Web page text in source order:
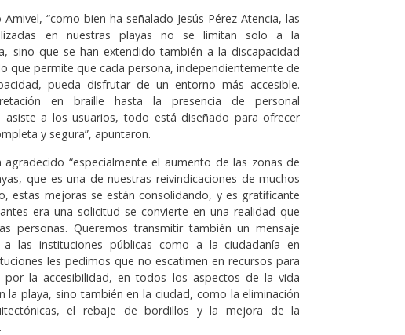
“como bien ha señalado Jesús Pérez Atencia, las
en nuestras playas no se limitan solo a la
sino que se han extendido también a la discapacidad
que permite que cada persona, independientemente de
pueda disfrutar de un entorno más accesible.
en braille hasta la presencia de personal
asiste a los usuarios, todo está diseñado para ofrecer
y segura”, apuntaron.
agradecido “especialmente el aumento de las zonas de
que es una de nuestras reivindicaciones de muchos
estas mejoras se están consolidando, y es gratificante
era una solicitud se convierte en una realidad que
personas. Queremos transmitir también un mensaje
las instituciones públicas como a la ciudadanía en
les pedimos que no escatimen en recursos para
por la accesibilidad, en todos los aspectos de la vida
la playa, sino también en la ciudad, como la eliminación
el rebaje de bordillos y la mejora de la